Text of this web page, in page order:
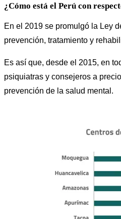
¿Cómo está el Perú con
En el 2019 se promulgó la Ley
prevención, tratamiento y
Es así que, desde el 2015, en
psiquiatras y consejeros a
prevención de la salud mental.